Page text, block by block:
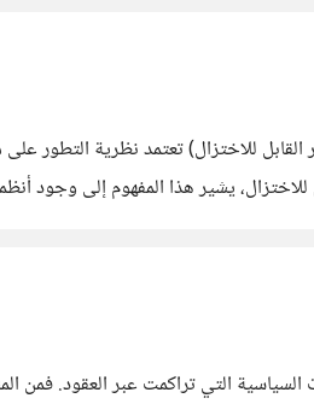
في هذا المقال، سأتجاوز شرح تفاصيل نظرية التطور لأنتقل مباشرة إلى نقدها بأسلوب مبسط
يشير هذا المفهوم إلى وجود
التي تراكمت عبر العقود. فمن